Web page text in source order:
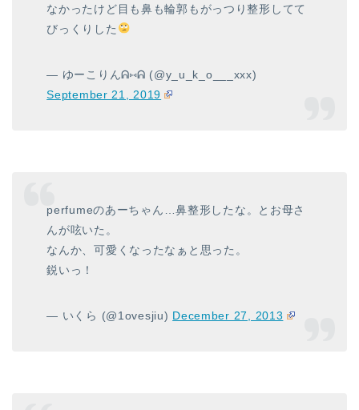
なかったけど目も鼻も輪郭もがっつり整形してて
びっくりした
— ゆーこりんᕱ⑅ᕱ (@y_u_k_o___xxx)
September 21, 2019
perfumeのあーちゃん…鼻整形したな。とお母さ
んが呟いた。
なんか、可愛くなったなぁと思った。
鋭いっ！
— いくら (@1ovesjiu) December 27, 2013